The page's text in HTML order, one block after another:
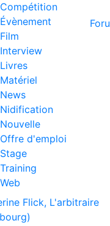
d'emploi
Flick, L'arbitraire